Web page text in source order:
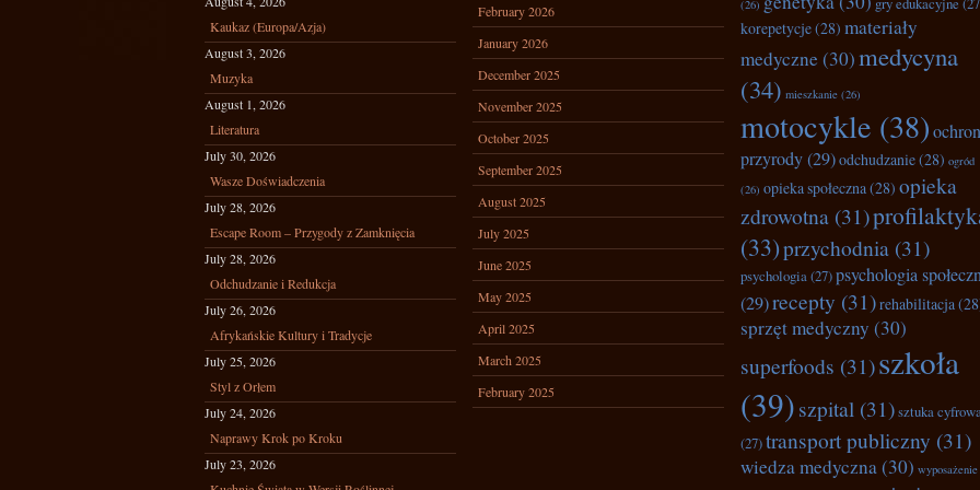
Kaukaz (Europa/Azja)
August 3, 2026
Muzyka
August 1, 2026
Literatura
July 30, 2026
Wasze Doświadczenia
July 28, 2026
Escape Room – Przygody z Zamknięcia
July 28, 2026
Odchudzanie i Redukcja
July 26, 2026
Afrykańskie Kultury i Tradycje
July 25, 2026
Styl z Orłem
July 24, 2026
Naprawy Krok po Kroku
July 23, 2026
February 2026
January 2026
December 2025
November 2025
October 2025
September 2025
August 2025
July 2025
June 2025
May 2025
April 2025
March 2025
February 2025
(26)
korepetycje(28) materiały
medyczne (30)medycyna
(34) mieszkanie (26)
motocykle (38)
przyrody(29)odchudzanie(28) ogród
(26) opieka społeczna(28) opieka
zdrowotna (31)
(33)przychodnia (31)
psychologia(27)psychologia
(29)recepty (31)rehabilitacja
sprzęt medyczny (30)
superfoods (31)szkoła
(39)szpital (31)sztuka
(27)transport publiczny (31)
wiedza medyczna(30) wyposażenie